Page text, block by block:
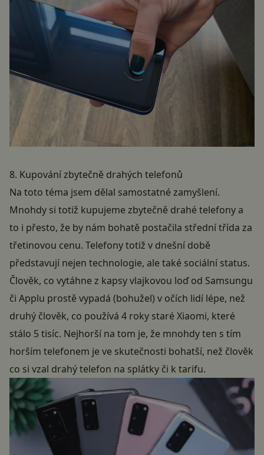
8. Kupování zbytečně drahých telefonů
Na toto téma jsem dělal samostatné zamyšlení.
Mnohdy si totiž kupujeme zbytečně drahé telefony a
to i přesto, že by nám bohatě postačila střední třída za
třetinovou cenu. Telefony totiž v dnešní době
představují nejen technologie, ale také sociální status.
Člověk, co vytáhne z kapsy vlajkovou loď od Samsungu
či Applu prostě vypadá (bohužel) v očích lidí lépe, než
druhý člověk, co používá 4 roky staré Xiaomi, které
stálo 5 tisíc. Nejhorší na tom je, že mnohdy ten s tím
horším telefonem je ve skutečnosti bohatší, než člověk
co si vzal drahý telefon na splátky či k tarifu.